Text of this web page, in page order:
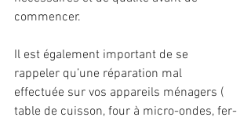
commencer.
Il est également important de se
rappeler qu’une réparation mal
effectuée sur vos appareils ménagers (
table de cuisson, four à micro-ondes, fer-